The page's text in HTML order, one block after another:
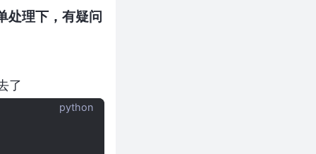
处理下，有疑问
了
python